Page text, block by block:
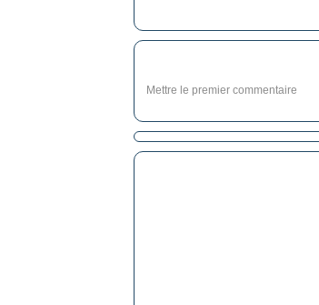
Mettre le premier commentaire